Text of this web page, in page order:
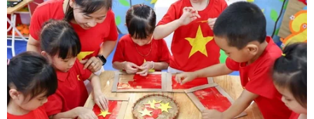
Cuộc chiến chip máy tính: Mỹ đóng băng
công nghệ AI của Trung Quốc
24/01/2023 22:20
Vào đầu tháng 10/2022, chính quyền của Tổng thống